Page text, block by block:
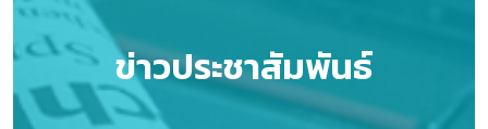
ข่าวประชาสัมพันธ์